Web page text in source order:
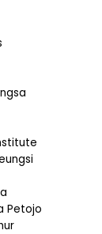
Petojo